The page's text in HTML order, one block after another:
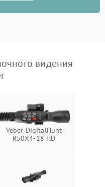
₽ Подробнее →
видения
Veber DigitalHunt
R50X4-18 HD